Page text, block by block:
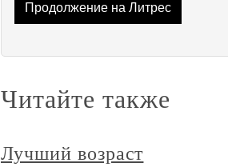
Продолжение на Литрес
Читайте также
Лучший возраст